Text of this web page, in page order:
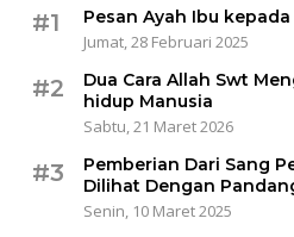
#1
Pesan Ayah Ibu
Jumat, 28 Februari 2025
#2
Dua Cara Allah Swt
hidup Manusia
Sabtu, 21 Maret 2026
#3
Pemberian Dari Sang
Dilihat Dengan
Senin, 10 Maret 2025